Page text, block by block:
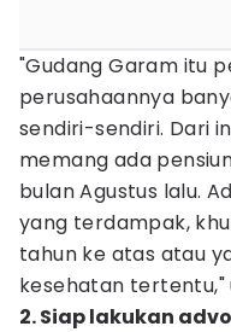
"Gudang Garam itu
perusahaannya
sendiri-sendiri. Dari
memang ada
bulan Agustus lalu.
yang terdampak,
tahun ke atas atau
kesehatan tertentu,"
2. Siap lakukan